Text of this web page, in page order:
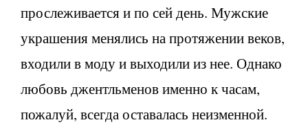
прослеживается и по сей день. Мужские
украшения менялись на протяжении веков,
входили в моду и выходили из нее. Однако
любовь джентльменов именно к часам,
пожалуй, всегда оставалась неизменной.